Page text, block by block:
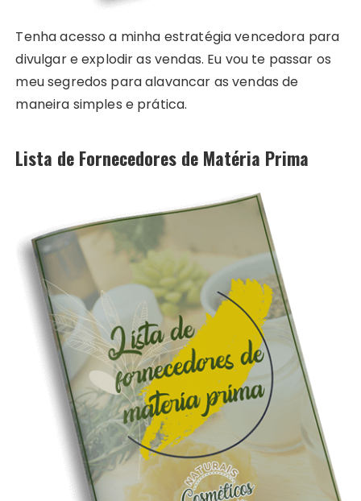
Tenha acesso a minha estratégia vencedora para
divulgar e explodir as vendas. Eu vou te passar os
meu segredos para alavancar as vendas de
maneira simples e prática.
Lista de Fornecedores de Matéria Prima